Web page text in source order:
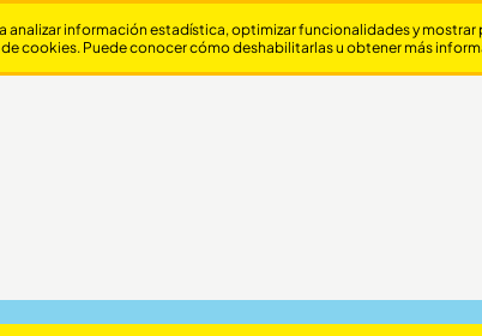
información estadística, optimizar funcionalidades y
cookies. Puede conocer cómo deshabilitarlas u obtener más